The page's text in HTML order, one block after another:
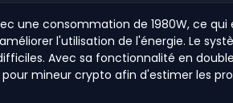
une consommation de 1980W, ce
l'utilisation de l'énergie. Le
Avec sa fonctionnalité en
mineur crypto afin d'estimer les